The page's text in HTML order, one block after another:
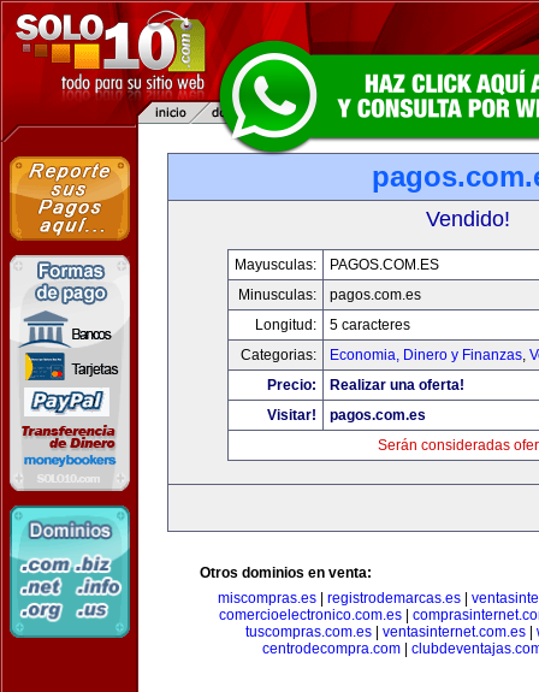
Vendido!
Mayusculas:
PAGOS.COM.ES
Minusculas:
pagos.com.es
Longitud:
5 caracteres
Categorias:
Economia, Dinero y Finanzas,
Precio:
Realizar una oferta!
Visitar!
pagos.com.es
Serán consideradas
Otros dominios en venta:
miscompras.es
registrodemarcas.es
comercioelectronico.com.es
tuscompras.com.es| ventasinternet.com.es|
centrodecompra.com